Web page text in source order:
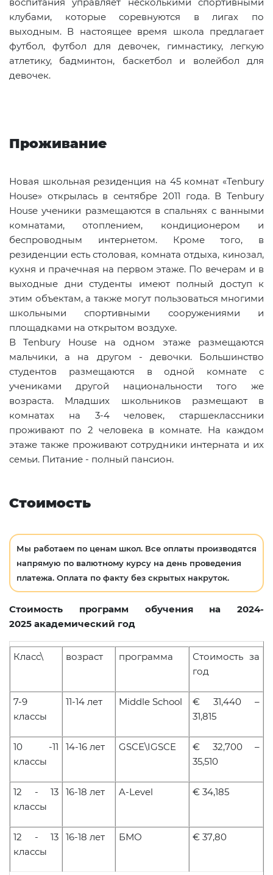
клубами, которые соревнуются в лигах по
выходным. В настоящее время школа предлагает
футбол, футбол для девочек, гимнастику, легкую
атлетику, бадминтон, баскетбол и волейбол для
девочек.
Проживание
Новая школьная резиденция на 45 комнат «Tenbury
House» открылась в сентябре 2011 года. В Tenbury
House ученики размещаются в спальнях с ванными
комнатами, отоплением, кондиционером и
беспроводным интернетом. Кроме того, в
резиденции есть столовая, комната отдыха, кинозал,
кухня и прачечная на первом этаже. По вечерам и в
выходные дни студенты имеют полный доступ к
этим объектам, а также могут пользоваться многими
школьными спортивными сооружениями и
площадками на открытом воздухе.
ВTenbury Houseна одном этаже размещаются
мальчики, а на другом - девочки. Большинство
студентов размещаются в одной комнате с
учениками другой национальности того же
возраста. Младших школьников размещают в
комнатах на 3-4 человек, старшеклассники
проживают по 2 человека в комнате. На каждом
этаже также проживают сотрудники интерната и их
семьи. Питание - полный пансион.
Стоимость
Мы работаем по ценам школ. Все оплаты производятся
напрямую по валютному курсу на день проведения
платежа. Оплата по факту без скрытых накруток.
Стоимость программ обучения на 2024-
2025 академический год
Класс\ возраст программа
Стоимость за
год
7-9
классы
11-14 лет Middle School € 31,440 –
31,815
10 -11
классы
14-16лет GSCE\IGSCE
€ 32,700 –
35,510
12 - 13
классы
16-18 лет A-Level € 34,185
12 - 13
классы
16-18 лет БМО € 37,80